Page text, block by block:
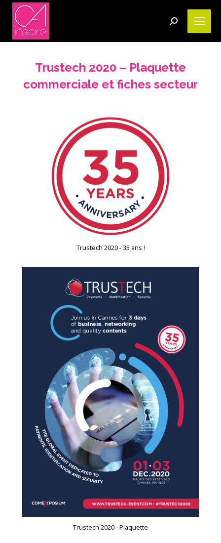
Search:
Trustech 2020 – Plaquette
commerciale et fiches secteur
Trustech 2020 - 35 ans !
Trustech 2020 - Plaquette